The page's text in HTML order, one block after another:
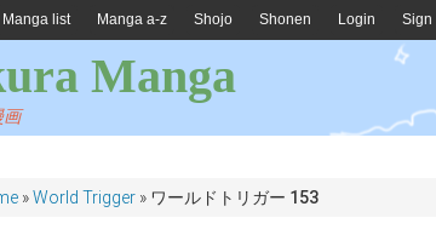
Manga list Manga a-z Shojo Shonen Login Sign
Manga
»World Trigger » ワールドトリガー 153